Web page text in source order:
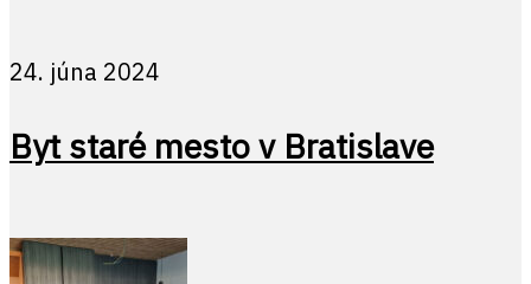
24. júna 2024
Byt staré mesto v Bratislave